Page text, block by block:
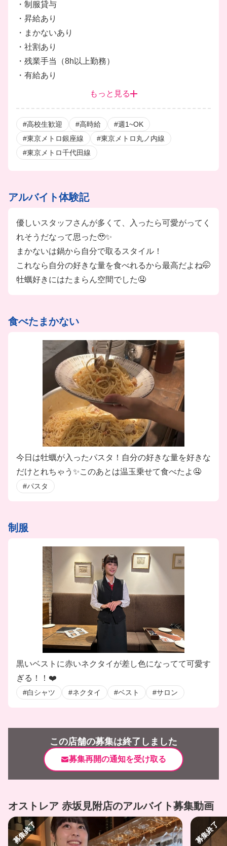
・制服貸与
・昇給あり
・まかないあり
・社割あり
・残業手当（8h以上勤務）
・有給あり
・正社員登用制度あり
・髪色規定あり（カラーレベル14まで）
・高校生、未経験者歓迎
もっと見る
#高校生歓迎 #高時給
#週1~OK
#東京メトロ銀座線
#東京メトロ丸ノ内線
#東京メトロ千代田線
アルバイト体験記
優しいスタッフさんが多くて、入ったら可愛がってく
れそうだなって思った🥹✨
まかないは鍋から自分で取るスタイル！
これなら自分の好きな量を食べれるから最高だよね🤭
牡蠣好きにはたまらん空間でした🤤
食べたまかない
今日は牡蠣が入ったパスタ！自分の好きな量を好きな
だけとれちゃう✨このあとは温玉乗せて食べたよ🤤
#パスタ
制服
黒いベストに赤いネクタイが差し色になってて可愛す
ぎる！！❤️
#白シャツ #ネクタイ #ベスト #サロン
この店舗の募集は終了しました
募集再開の通知を受け取る
オストレア 赤坂見附店のアルバイト募集動画
募集終了 募集終了